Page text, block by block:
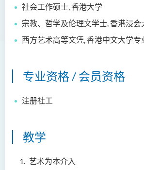
社会工作硕士, 香港大学
宗教、哲学及伦理文学士, 香港浸会
西方艺术高等文凭, 香港中文大学
专业资格 / 会员资格
注册社工
教学
艺术为本介入